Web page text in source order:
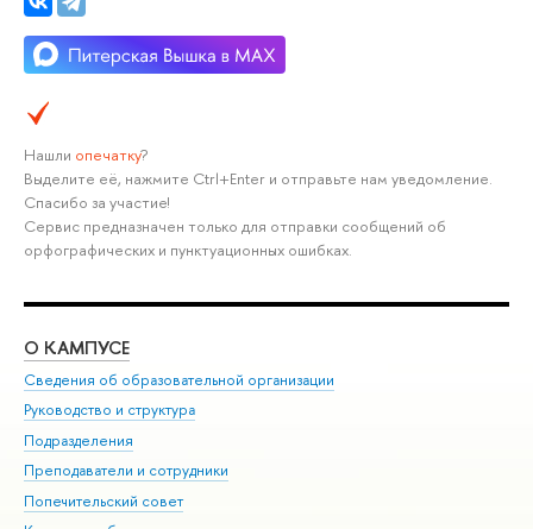
Нашли опечатку?
Выделите её, нажмите Ctrl+Enter и отправьте нам уведомление.
Спасибо за участие!
Сервис предназначен только для отправки сообщений об
орфографических и пунктуационных ошибках.
О КАМПУСЕ
Сведения об образовательной организации
Руководство и структура
Подразделения
Преподаватели и сотрудники
Попечительский совет